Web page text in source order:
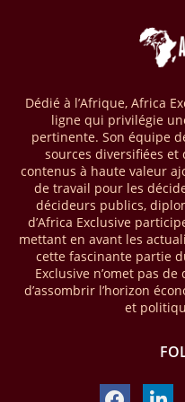
par les comptes de mobile
2025, en hausse d'environ 27
« The State of the Industry
mobile money réalisées à
milliards USD (+23 % par
enregistré environ 74 % du
répertoriées l’an passé dans
transactions (+16 % par
dans le monde.
28/03/26 AFRIQUE -
Une rapport publié
intitulé « Africa Unleashed:
», dresse un état des lieux
à la fois dynamique et
les contenus numériques,
représente moins de 3 % d'un
Dédié à l’Afrique, Africa
ligne qui privilégie
pertinente. Son équipe
sources diversifiées
contenus à haute valeur
de travail pour les
décideurs publics,
d’Africa Exclusive
mettant en avant les
cette fascinante partie
Exclusive n’omet pas
d’assombrir l’horizon
et